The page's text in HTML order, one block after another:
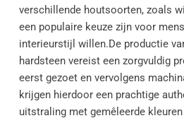
verschillende houtsoorten, zoals
een populaire keuze zijn voor
interieurstijl willen.De productie
hardsteen vereist een zorgvuldig
eerst gezoet en vervolgens
krijgen hierdoor een prachtige
uitstraling met gemêleerde